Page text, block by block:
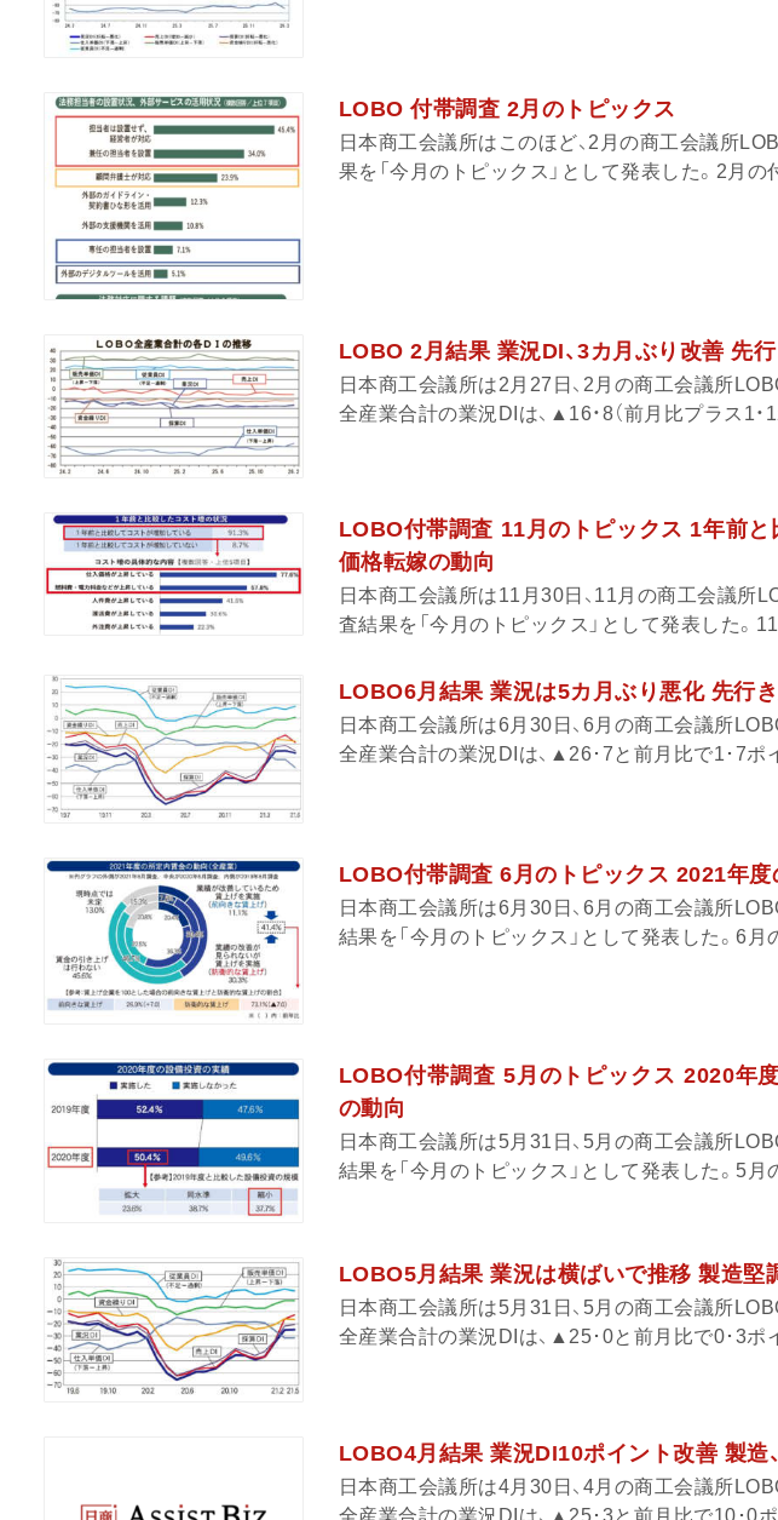
LOBO 付帯調査 2月のトピックス
日本商工会議所はこのほど、2月の商工会議所
果を「今月のトピックス」として発表した。2月の
LOBO 2月結果 業況DI、3カ月ぶり改善 先
日本商工会議所は2月27日、2月の商工会議所
全産業合計の業況DIは、▲16・8（前月比プラス1・
LOBO付帯調査 11月のトピックス 1年前
価格転嫁の動向
日本商工会議所は11月30日、11月の商工会議所
査結果を「今月のトピックス」として発表した。
LOBO6月結果 業況は5カ月ぶり悪化 先行
日本商工会議所は6月30日、6月の商工会議所
全産業合計の業況DIは、▲26･7と前月比で1･7ポ
LOBO付帯調査 6月のトピックス 2021年度
日本商工会議所は6月30日、6月の商工会議所
結果を「今月のトピックス」として発表した。6月
LOBO付帯調査 5月のトピックス 2020年
の動向
日本商工会議所は5月31日、5月の商工会議所
結果を「今月のトピックス」として発表した。5月
LOBO5月結果 業況は横ばいで推移 製造堅
日本商工会議所は5月31日、5月の商工会議所
全産業合計の業況DIは、▲25･0と前月比で0･3ポ
LOBO4月結果 業況DI10ポイント改善 製造
日本商工会議所は4月30日、4月の商工会議所
全産業合計の業況DIは、▲25･3と前月比で10･0